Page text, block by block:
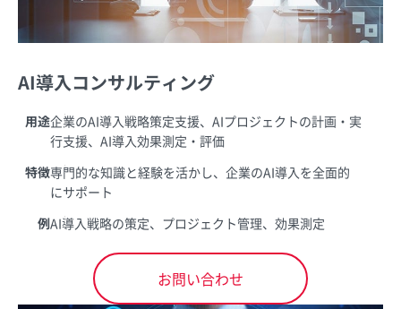
AI導入コンサルティング
用途企業のAI導入戦略策定支援、AIプロジェクトの計画・実
行支援、AI導入効果測定・評価
特徴専門的な知識と経験を活かし、企業のAI導入を全面的
にサポート
例AI導入戦略の策定、プロジェクト管理、効果測定
お問い合わせ